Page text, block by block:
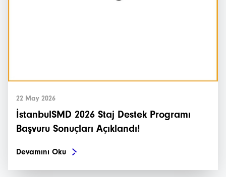
22 May 2026
İstanbulSMD 2026 Staj Destek Programı
Başvuru Sonuçları Açıklandı!
Devamını Oku